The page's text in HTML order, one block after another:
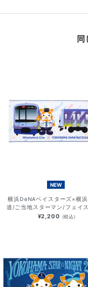
同
NEW
横浜DeNAベイスターズ×横
道/ご当地スターマン/フェイ
¥2,200 (税込)